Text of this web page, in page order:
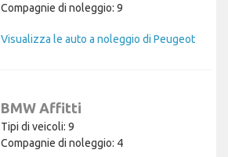
Compagnie di noleggio: 9
Visualizza le auto a noleggio di Peugeot
BMW Affitti
Tipi di veicoli: 9
Compagnie di noleggio: 4